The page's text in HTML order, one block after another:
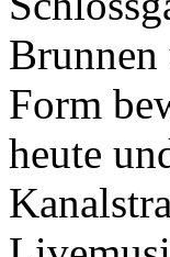
Brunnen
Form
heute